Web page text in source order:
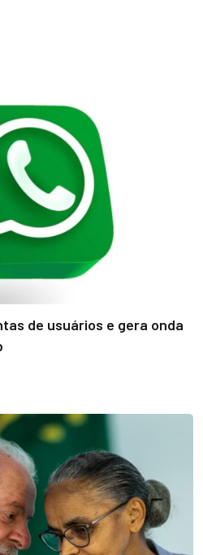
de usuários e gera onda